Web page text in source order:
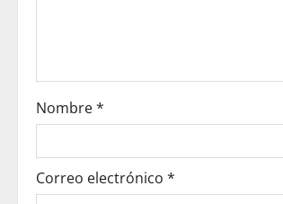
i
o
n
Nombre*
Correo electrónico *